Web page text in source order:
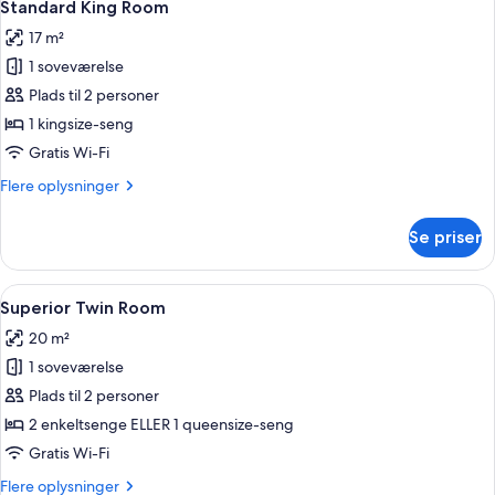
alle
billeder
af
Standard
King
Room
Standard King Room
17 m²
1 soveværelse
Plads til 2 personer
1 kingsize-seng
Gratis Wi-Fi
Flere oplysninger
Flere
King
Room
Se priser
Indlæs
alle
billeder
af
Superior
Twin
Room
Et hotelværelse med seng, et
8
Superior Twin Room
20 m²
1 soveværelse
Plads til 2 personer
2 enkeltsenge ELLER 1 queensize-seng
Gratis Wi-Fi
Flere oplysninger
Flere